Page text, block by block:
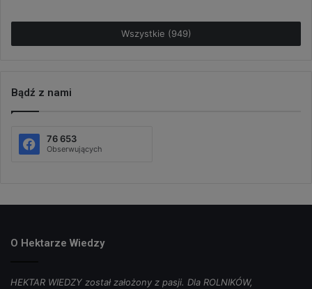
Wszystkie (949)
Bądź z nami
76 653
Obserwujących
O Hektarze Wiedzy
HEKTAR WIEDZY został założony z pasji. Dla ROLNIKÓW,